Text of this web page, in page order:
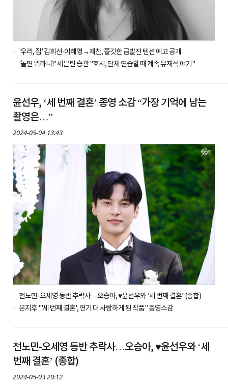
'우리, 집' 김희선·이혜영→재찬, 쫄깃한 급발진 텐션 예고 공개
'놀면 뭐하니?' 세븐틴 승관 "호시, 단체 연습할 때 계속 유재석 얘기"
윤선우, ‘세 번째 결혼’ 종영 소감 “가장 기억에 남는
촬영은…”
2024-05-04 13:43
전노민-오세영 동반 추락사…오승아, ♥윤선우와 ‘세 번째 결혼’ (종합)
문지후 "'세 번째 결혼', 연기 더 사랑하게 된 작품" 종영소감
전노민-오세영 동반 추락사…오승아, ♥윤선우와 ‘세
번째 결혼’ (종합)
2024-05-03 20:12